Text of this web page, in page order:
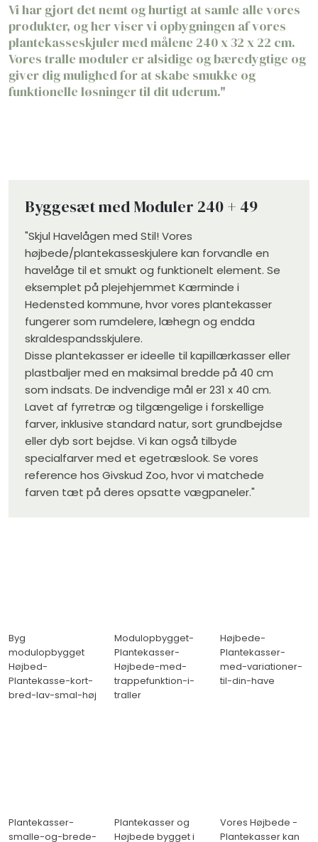
Vi har gjort det nemt og hurtigt at samle alle vores
produkter, og her viser vi opbygningen af vores
plantekasseskjuler med målene 240 x 32 x 22 cm.
Vores tralle moduler er alsidige og bæredygtige og
giver dig mulighed for at skabe smukke og
funktionelle løsninger til dit uderum."
Byggesæt med ​Moduler 240 + 49
"Skjul Havelågen med Stil! Vores
højbede/plantekasseskjulere kan forvandle en
havelåge til et smukt og funktionelt element. Se
eksemplet på plejehjemmet Kærminde i
Hedensted kommune, hvor vores plantekasser
fungerer som rumdelere, læhegn og endda
skraldespandsskjulere.
Disse plantekasser er ideelle til kapillærkasser eller
plastbaljer med en maksimal bredde på 40 cm
som indsats. De indvendige mål er 231 x 40 cm.
Lavet af fyrretræ og tilgængelige i forskellige
farver, inklusive standard natur, sort grundbejdse
eller dyb sort bejdse. Vi kan også tilbyde
specialfarver med et egetræslook. Se vores
reference hos Givskud Zoo, hvor vi matchede
farven tæt på deres opsatte vægpaneler."
Byg
modulopbygget
Højbed-
Plantekasse-kort-
bred-lav-smal-høj
Modulopbygget-
Plantekasser-
Højbede-med-
trappefunktion-i-
traller
Højbede-
Plantekasser-
med-variationer-
til-din-have
Plantekasser-
smalle-og-brede-
Plantekasser og
Højbede bygget i
Vores Højbede -
Plantekasser kan